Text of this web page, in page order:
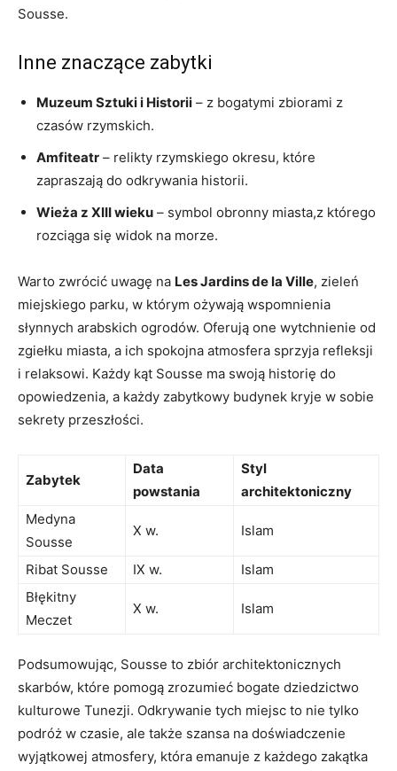
Sousse.
Inne znaczące zabytki
Muzeum⁤ Sztuki i Historii – z bogatymi zbiorami z
czasów rzymskich.
Amfiteatr – relikty rzymskiego okresu, które
‌zapraszają do odkrywania historii.
Wieża z XIII wieku – symbol‍ obronny miasta,z którego
rozciąga się ⁤widok‌ na​ morze.
Warto zwrócić ⁣uwagę na Les Jardins de‍ la Ville, zieleń
miejskiego parku, w którym ożywają wspomnienia
słynnych arabskich ogrodów.‌ Oferują one wytchnienie od
zgiełku miasta, ⁣a ich spokojna⁢ atmosfera sprzyja refleksji
i relaksowi. Każdy ⁣kąt Sousse ma swoją historię do ​
opowiedzenia, a każdy zabytkowy budynek kryje w ⁣sobie
sekrety przeszłości.
Zabytek
Data
powstania
Styl
architektoniczny
Medyna
Sousse
X ⁢w. Islam
Ribat Sousse IX w.
Islam
Błękitny
Meczet
X w. Islam
Podsumowując, Sousse to zbiór architektonicznych
skarbów, które ⁣pomogą zrozumieć bogate⁣ dziedzictwo
kulturowe Tunezji. Odkrywanie tych miejsc ⁣to nie tylko
podróż w ‌czasie, ale także szansa ‍na doświadczenie
wyjątkowej atmosfery, która emanuje ‍z każdego zakątka